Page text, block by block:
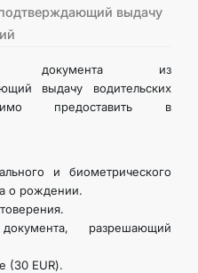
выдачу
документа из
выдачу водительских
предоставить в
и биометрического
о рождении.
разрешающий
(30 EUR).